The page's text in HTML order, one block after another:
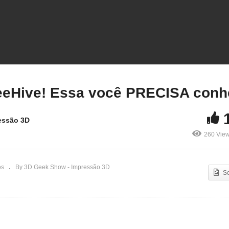
3D BR na Facens
Inauguração BeeHive!
Essa você PRECISA
3D
260
By 3D Geek Show - Impressão 3D